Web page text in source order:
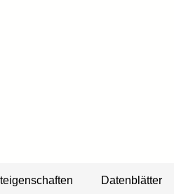
Datenblätter